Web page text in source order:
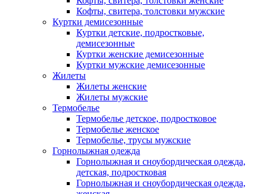
Кофты, свитера, толстовки мужские
Куртки демисезонные
Куртки детские, подростковые,
демисезонные
Куртки женские демисезонные
Куртки мужские демисезонные
Жилеты
Жилеты женские
Жилеты мужские
Термобелье
Термобелье детское, подростковое
Термобелье женское
Термобелье, трусы мужские
Горнолыжная одежда
Горнолыжная и сноубордическая одежда,
детская, подростковая
Горнолыжная и сноубордическая одежда,